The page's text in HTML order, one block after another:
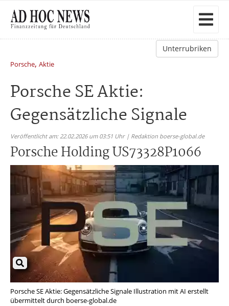
Unterrubriken
Porsche, Aktie
Porsche SE Aktie:
Gegensätzliche Signale
Veröffentlicht am: 22.02.2026 um 03:51 Uhr | Redaktion boerse-global.de
Porsche Holding US73328P1066
Porsche SE Aktie: Gegensätzliche Signale Illustration mit AI erstellt
übermittelt durch boerse-global.de